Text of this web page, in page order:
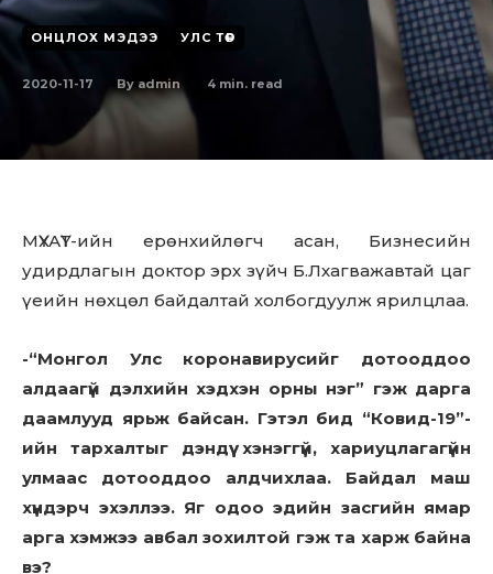
ОНЦЛОХ МЭДЭЭ УЛС ТӨР
2020-11-17 By admin 4 min. read
МҮХАҮТ-ийн ерөнхийлөгч асан, Бизнесийн
удирдлагын доктор эрх зүйч Б.Лхагважавтай цаг
үеийн нөхцөл байдалтай холбогдуулж ярилцлаа.
-“Монгол Улс коронавирусийг дотооддоо
алдаагүй дэлхийн хэдхэн орны нэг” гэж дарга
даамлууд ярьж байсан. Гэтэл бид “Ковид-19”-
ийн тархалтыг дэндүү хэнэггүй, хариуцлагагүйн
улмаас дотооддоо алдчихлаа. Байдал маш
хүндэрч эхэллээ. Яг одоо эдийн засгийн ямар
арга хэмжээ авбал зохилтой гэж та харж байна
вэ?